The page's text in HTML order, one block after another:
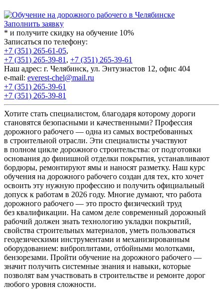
Заполнить заявку
* и получите скидку на обучение 10%
Записаться по телефону:
+7 (351) 265-61-05,
+7 (351) 265-39-81 , +7 (351) 265-39-61
Наш адрес: г. Челябинск, ул. Энтузиастов 12, офис 404
e-mail: everest-chel@mail.ru
+7 (351) 265-39-61
+7 (351) 265-39-81
Хотите стать специалистом, благодаря которому дороги
становятся безопасными и качественными? Профессия
дорожного рабочего — одна из самых востребованных
в строительной отрасли. Эти специалисты участвуют
в полном цикле дорожного строительства: от подготовки
основания до финишной отделки покрытия, устанавливают
бордюры, ремонтируют ямы и наносят разметку. Наш курс
обучения на дорожного рабочего создан для тех, кто хочет
освоить эту нужную профессию и получить официальный
допуск к работам в 2026 году. Многие думают, что работа
дорожного рабочего — это просто физический труд
без квалификации. На самом деле современный дорожный
рабочий должен знать технологию укладки покрытий,
свойства строительных материалов, уметь пользоваться
геодезическими инструментами и механизированным
оборудованием: виброплитами, отбойными молотками,
бензорезами. Пройти обучение на дорожного рабочего —
значит получить системные знания и навыки, которые
позволят вам участвовать в строительстве и ремонте дорог
любого уровня сложности.